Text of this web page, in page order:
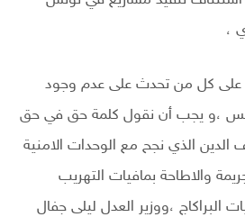
،
كل من تحدث على عدم وجود
،و يجب أن نقول كلمة حق في حق
الدين الذي نجح مع الوحدات الامنية
والاطاحة بمافيات التهريب
البراكاج ،ووزير العدل ليلى جفال